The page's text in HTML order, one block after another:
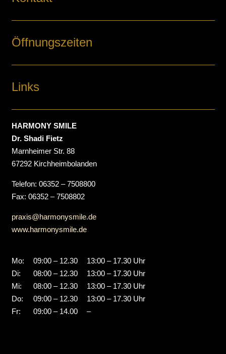
Öffnungszeiten
Links
HARMONY SMILE
Dr. Shadi Fietz
Marnheimer Str. 88
67292 Kirchheimbolanden
Telefon: 06352 – 7508800
Fax: 06352 – 7508802
praxis@harmonysmile.de
www.harmonysmile.de
Mo:
Di:
Mi:
Do:
Fr:
09:00 – 12.30
08:00 – 12.30
08:00 – 12.30
09:00 – 12.30
09:00 – 14.00
13:00 – 17.30 Uhr
13:00 – 17.30 Uhr
13:00 – 17.30 Uhr
13:00 – 17.30 Uhr
–